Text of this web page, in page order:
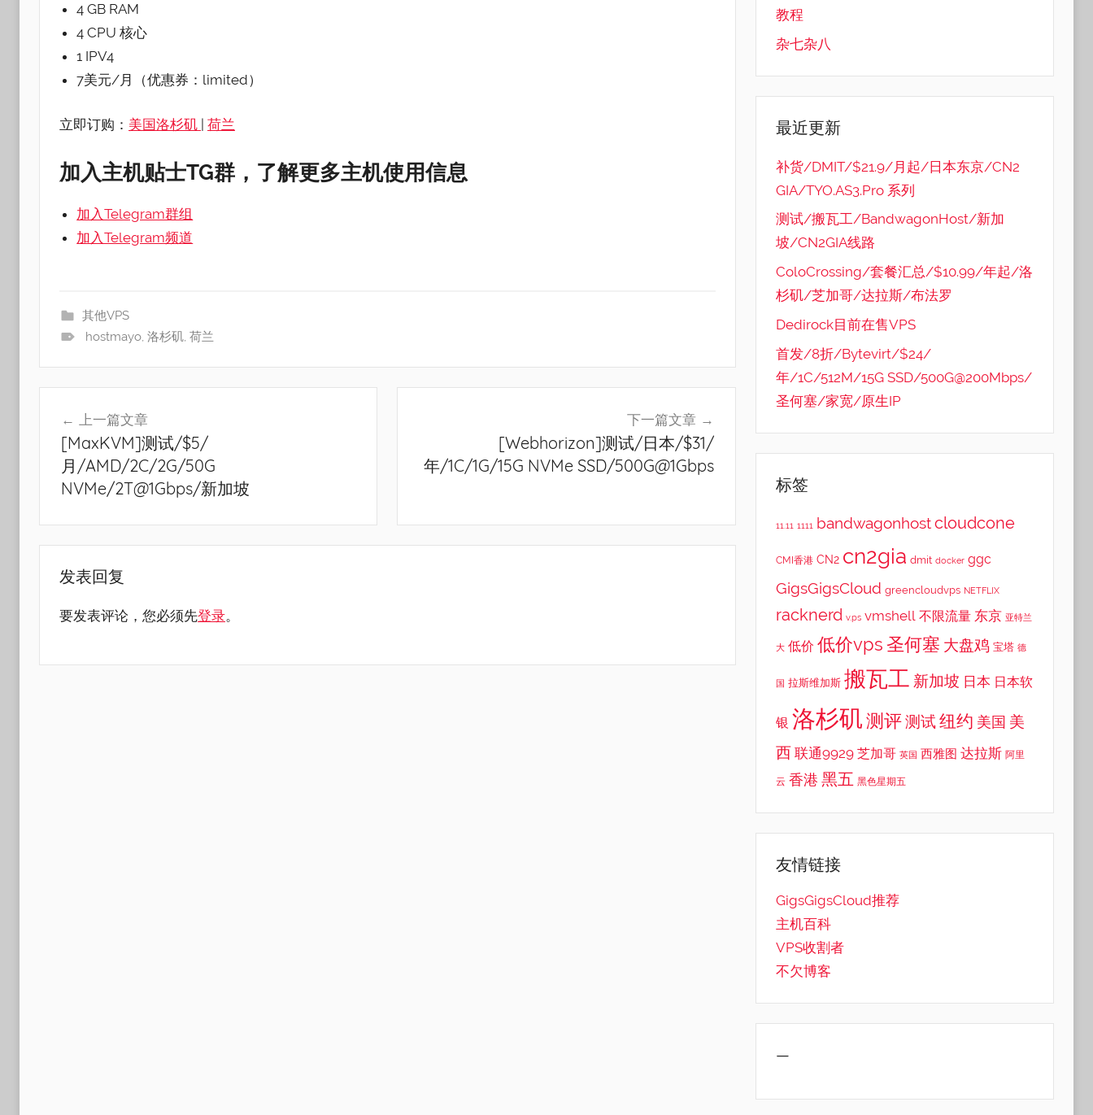
4 GB RAM
4 CPU 核心
1 IPV4
7美元/月（优惠券：limited）
立即订购： 美国洛杉矶 | 荷兰
加入主机贴士TG群，了解更多主机使用信息
加入Telegram群组
加入Telegram频道
其他VPS
hostmayo, 洛杉矶, 荷兰
上一篇文章
[MaxKVM]测试/$5/
月/AMD/2C/2G/50G
NVMe/2T@1Gbps/新加坡
下一篇文章
[Webhorizon]测试/日本/$31/
年/1C/1G/15G NVMe SSD/500G@1Gbps
发表回复
要发表评论，您必须先登录。
教程
杂七杂八
最近更新
补货/DMIT/$21.9/月起/日本东京/CN2
GIA/TYO.AS3.Pro 系列
测试/搬瓦工/BandwagonHost/新加
坡/CN2GIA线路
ColoCrossing/套餐汇总/$10.99/年起/洛
杉矶/芝加哥/达拉斯/布法罗
Dedirock目前在售VPS
首发/8折/Bytevirt/$24/
年/1C/512M/15G SSD/500G@200Mbps/
圣何塞/家宽/原生IP
标签
11.11 1111 bandwagonhostcloudcone
CMI香港 CN2 cn2gia dmit docker ggc
GigsGigsCloud greencloudvps NETFLIX
racknerd v.ps vmshell 不限流量 东京 亚特兰
大 低价 低价vps 圣何塞 大盘鸡 宝塔 德
国 拉斯维加斯 搬瓦工 新加坡 日本 日本软
银 洛杉矶 测评测试纽约 美国 美
西 联通9929 芝加哥 英国 西雅图 达拉斯 阿里
云 香港 黑五 黑色星期五
友情链接
GigsGigsCloud推荐
主机百科
VPS收割者
不欠博客
—